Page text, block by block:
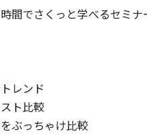
間でさくっと学べるセミ
レンド
ト比較
ぶっちゃけ比較